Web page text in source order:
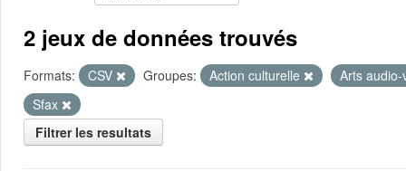
2 jeux de données trouvés
Formats: CSV Groupes: Action culturelle
Arts
Sfax
Filtrer les resultats